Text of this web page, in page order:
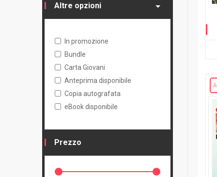
Altre opzioni
In promozione
Bundle
Carta Giovani
Anteprima disponibile
Copia autografata
eBook disponibile
Prezzo